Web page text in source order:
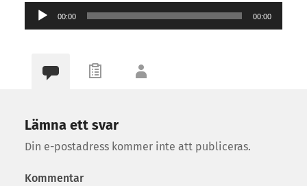
Ljudspelare
00:00 00:00
Lämna ett svar
Din e-postadress kommer inte att publiceras.
Kommentar